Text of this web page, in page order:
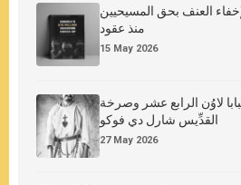
العنف بحق المسيحيين
منذ عقود
15 May 2026
لاوُن الرابع عشر وصرخة
القدِّيس شارل دي فوكو
27 May 2026